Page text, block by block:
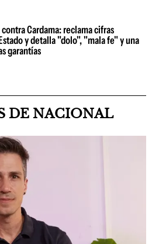
Cardama: reclama cifras
y detalla "dolo", "mala fe" y una
garantías
DE NACIONAL